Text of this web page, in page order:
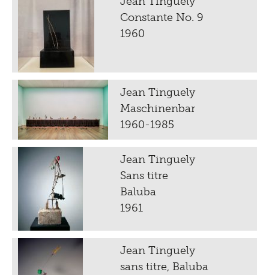
Constante No. 9
1960
Jean Tinguely
Maschinenbar
1960-1985
Jean Tinguely
Sans titre
Baluba
1961
Jean Tinguely
sans titre, Baluba